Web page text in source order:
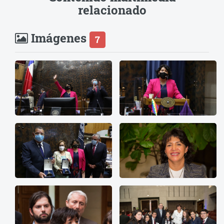
relacionado
Imágenes
7